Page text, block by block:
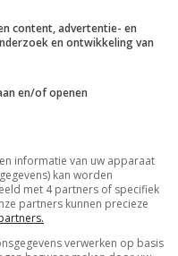
en een met
VKON
tegen een stootje
content, advertentie- en
en ontwikkeling van
en/of openen
informatie van uw apparaat
kan worden
met 4 partners of specifiek
partners kunnen precieze
verwerken op basis